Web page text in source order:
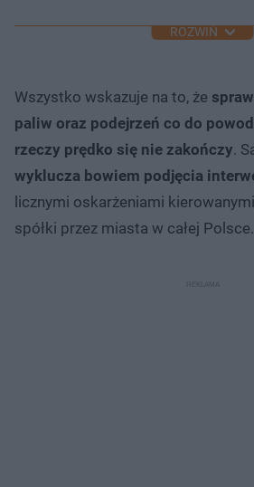
ROZWIŃ
Wszystko wskazuje na to, że
paliw oraz podejrzeń co do
rzeczy prędko się nie zakończy.
wyklucza bowiem podjęcia
licznymi oskarżeniami
spółki przez miasta w całej Polsce.